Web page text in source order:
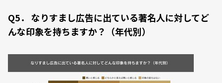
Q5． なりすまし広告に出ている著名人に対してど
んな印象を持ちますか？（年代別）